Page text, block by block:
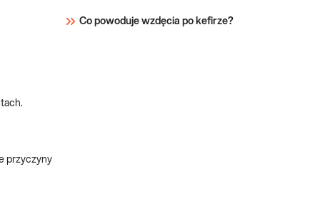
przyczyny
Co powoduje wzdęcia po kefirze?